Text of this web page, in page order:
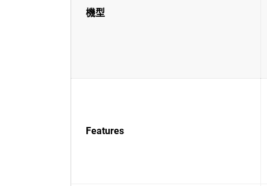
機型
Features